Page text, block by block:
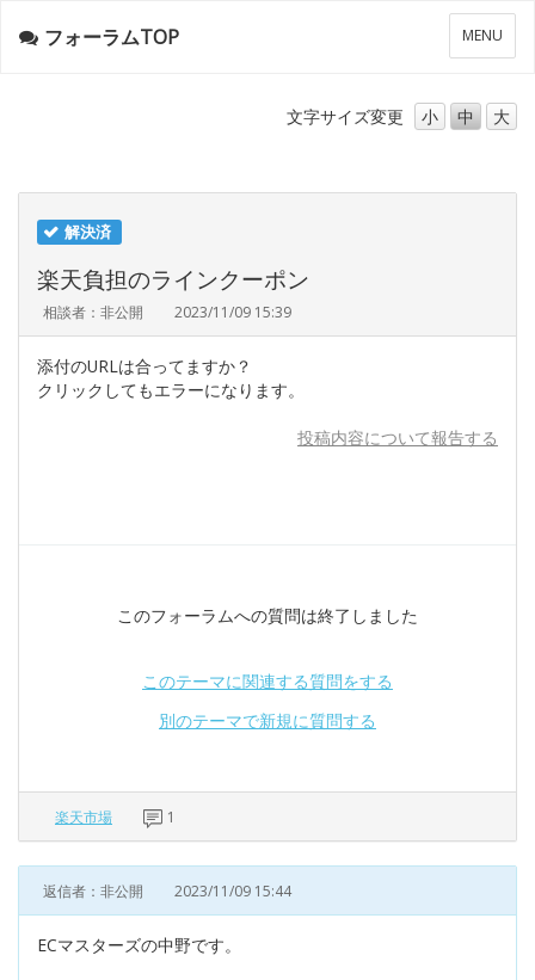
メ
ニ
ー
MENU
フォーラムTOP
文字サイズ変更 小 中 大
解決済
楽天負担のラインクーポン
相談者：非公開 2023/11/09 15:39
添付のURLは合ってますか？
クリックしてもエラーになります。
投稿内容について報告する
このフォーラムへの質問は終了しました
このテーマに関連する質問をする
別のテーマで新規に質問する
楽天市場 1
返信者：非公開 2023/11/09 15:44
ECマスターズの中野です。